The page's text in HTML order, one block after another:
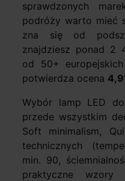
sprawdzonych
podróży warto mieć
zna się od
znajdziesz ponad 2
od 50+
potwierdza ocena
Wybór lamp LED
przede wszystkim
Soft minimalism,
technicznych
min. 90,
praktyczne